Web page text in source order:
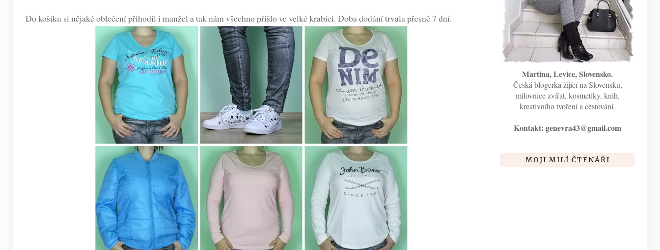
Do košíku si nějaké oblečení přihodil i manžel a tak nám všechno přišlo ve velké krabici. Doba dodání trvala přesně 7 dní.
Martina, Levice, Slovensko.
Česká blogerka žijící na Slovensku,
milovnice zvířat, kosmetiky, knih,
kreativního tvoření a cestování.
Kontakt: genevra43@gmail.com
MOJI MILÍ ČTENÁŘI